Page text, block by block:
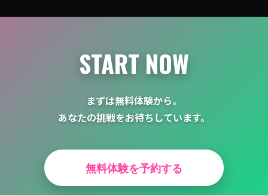
ョ
START NOW
まずは無料体験から。
あなたの挑戦をお待ちしています。
無料体験を予約する